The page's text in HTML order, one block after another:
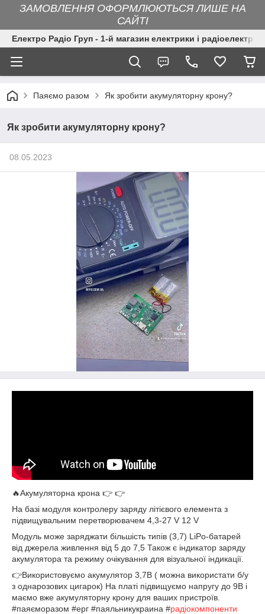
ЗАМОВЛЕННЯ ОФОРМЛЮЮТЬСЯ ЛИШЕ НА
САЙТІ
Електро Радіо Груп - 1-й магазин електрики і
Паяємо разом Як зробити акумуляторну крону?
Як зробити акумуляторну крону?
08.05.2023
🔥Акумуляторна крона 👉 👉
На базі модуля контролеру заряду літієвого елемента з
підвищувальним перетворювачем 4,3-27 V 12 V
Модуль може заряджати більшість типів (3,7) LiPo-батарей
від джерела живлення від 5 до 7,5 Також є індикатор заряду
акумулятора та режиму очікування для візуальної індикації.
👉Використовуємо акумулятор 3,7В ( можна використати б/у
з однарозових цигарок) На платі підвищуємо напругу до 9В і
маємо вже акумуляторну крону для ваших пристроїв.
#паяєморазом #ерг #паяльникукраина #радіокомпоненти